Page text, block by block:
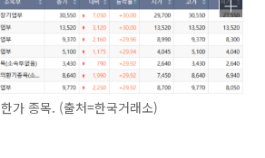
가 종목. (출처=한국거래소)